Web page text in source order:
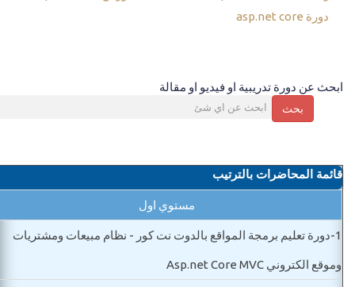
دورة asp.net core
ابحث عن دورة تدريبية او فيديو او مقالة
بحث
قائمة المحاضرات بالترتيب
مستوي اول
1- دورة تعليم برمجة المواقع بالدوت نت كور - نظام مبيعات ومشتريات
وموقع الكتروني Asp.net Core MVC